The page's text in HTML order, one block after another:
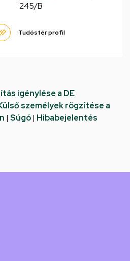
245/B
Tudóstér profil
igénylése a DE
személyek rögzítése a
| Súgó| Hibabejelentés